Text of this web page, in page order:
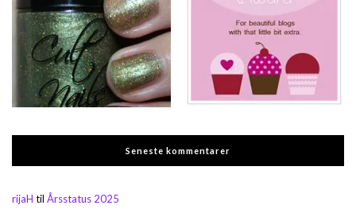
Seneste kommentarer
rijaH til Årsstatus 2025